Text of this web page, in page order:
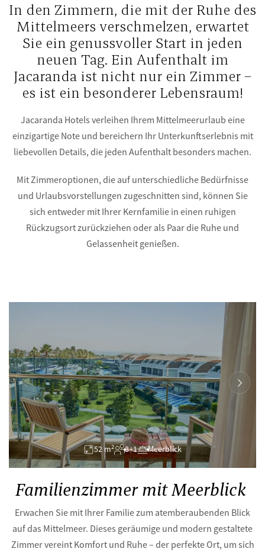
In den Zimmern, die mit der Ruhe des
Mittelmeers verschmelzen, erwartet
Sie ein genussvoller Start in jeden
neuen Tag. Ein Aufenthalt im
Jacaranda ist nicht nur ein Zimmer –
es ist ein besonderer Lebensraum!
Jacaranda Hotels verleihen Ihrem Mittelmeerurlaub eine
einzigartige Note und bereichern Ihr Unterkunftserlebnis mit
liebevollen Details, die jeden Aufenthalt besonders machen.
Mit Zimmeroptionen, die auf unterschiedliche Bedürfnisse
und Urlaubsvorstellungen zugeschnitten sind, können Sie
sich entweder mit Ihrer Kernfamilie in einen ruhigen
Rückzugsort zurückziehen oder als Paar die Ruhe und
Gelassenheit genießen.
52 m2 3+1 Meerblick
Familienzimmer mit Meerblick
Erwachen Sie mit Ihrer Familie zum atemberaubenden Blick
auf das Mittelmeer. Dieses geräumige und modern gestaltete
Zimmer vereint Komfort und Ruhe – der perfekte Ort, um sich